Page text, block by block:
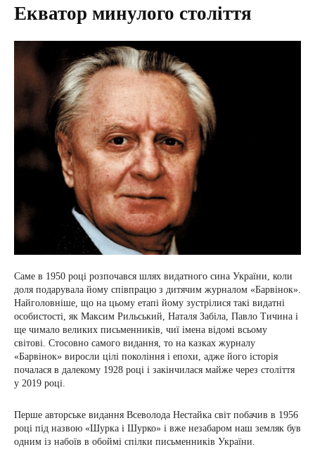
Екватор минулого століття
Саме в 1950 році розпочався шлях видатного сина України, коли
доля подарувала йому співпрацю з дитячим журналом «Барвінок».
Найголовніше, що на цьому етапі йому зустрілися такі видатні
особистості, як Максим Рильський, Наталя Забіла, Павло Тичина і
ще чимало великих письменників, чиї імена відомі всьому
світові. Стосовно самого видання, то на казках журналу
«Барвінок» виросли цілі покоління і епохи, адже його історія
почалася в далекому 1928 році і закінчилася майже через століття
у 2019 році.
Перше авторське видання Всеволода Нестайка світ побачив в 1956
році під назвою «Шурка і Шурко» і вже незабаром наш земляк був
одним із набоїв в обоймі спілки письменників України.